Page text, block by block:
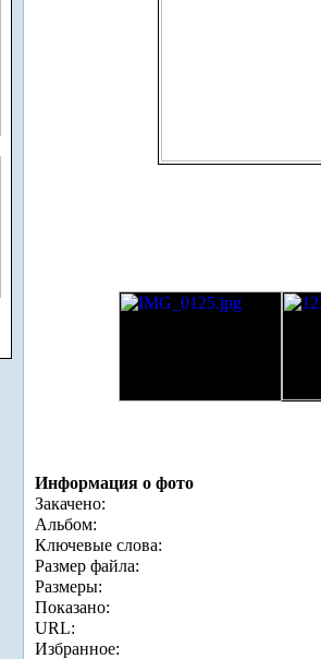
Информация о фото
Закачено:
Альбом:
Ключевые слова:
Размер файла:
Размеры:
Показано:
URL:
Избранное: